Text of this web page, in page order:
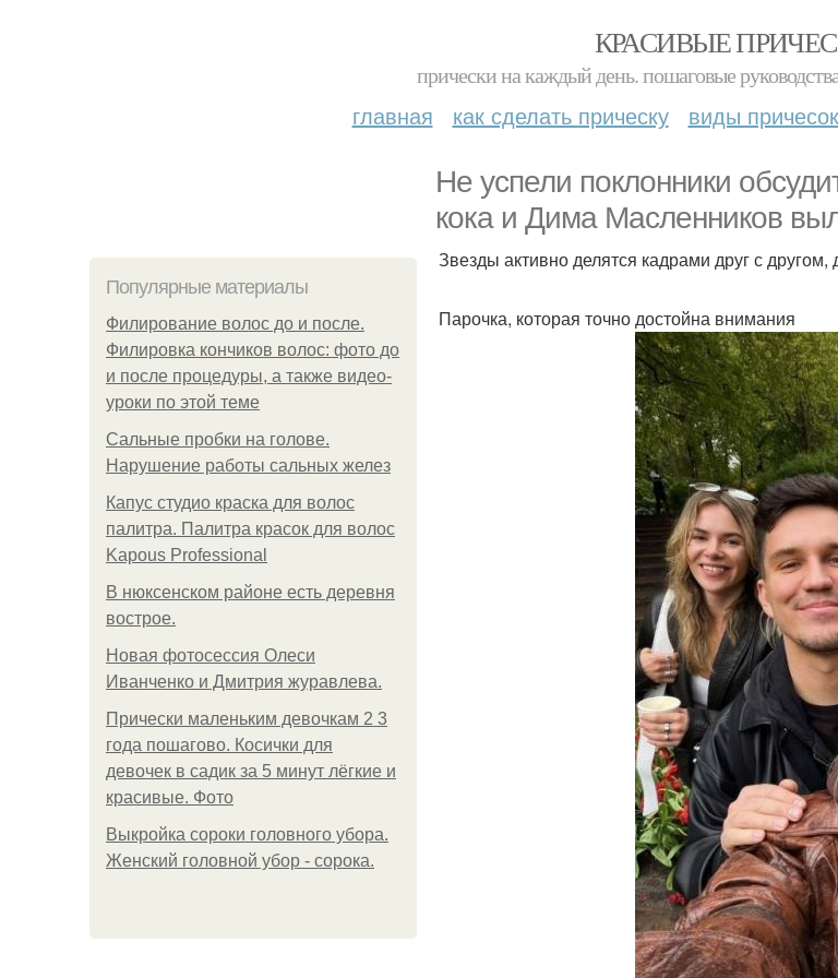
КРАСИВЫЕ
прически на каждый день. пошаговые
главная как сделать прическу виды причесок
Не успели поклонники
кока и Дима Масленников
Популярные материалы
Филирование волос до и после.
Филировка кончиков волос: фото до
и после процедуры, а также видео-
уроки по этой теме
Сальные пробки на голове.
Нарушение работы сальных желез
Капус студио краска для волос
палитра. Палитра красок для волос
Kapous Professional
В нюксенском районе есть деревня
вострое.
Новая фотосессия Олеси
Иванченко и Дмитрия журавлева.
Прически маленьким девочкам 2 3
года пошагово. Косички для
девочек в садик за 5 минут лёгкие и
красивые. Фото
Выкройка сороки головного убора.
Женский головной убор - сорока.
Звезды активно делятся кадрами друг с
Парочка, которая точно достойна внимания